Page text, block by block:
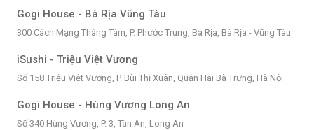
Gogi House - Bà Rịa Vũng Tàu
300 Cách Mạng Tháng Tám, P. Phước Trung, Bà Rịa, Bà Rịa - Vũng Tàu
iSushi - Triệu Việt Vương
Số 158 Triệu Việt Vương, P. Bùi Thị Xuân, Quận Hai Bà Trưng, Hà Nội
Gogi House - Hùng Vương Long An
Số 340 Hùng Vương, P. 3, Tân An, Long An